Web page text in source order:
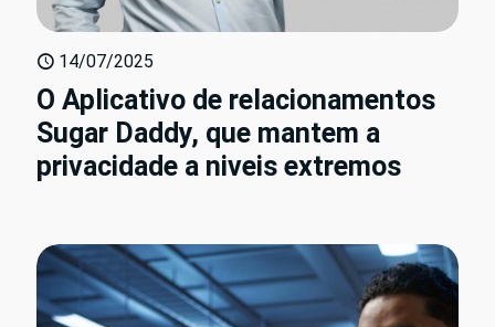
14/07/2025
O Aplicativo de relacionamentos
Sugar Daddy, que mantem a
privacidade a niveis extremos